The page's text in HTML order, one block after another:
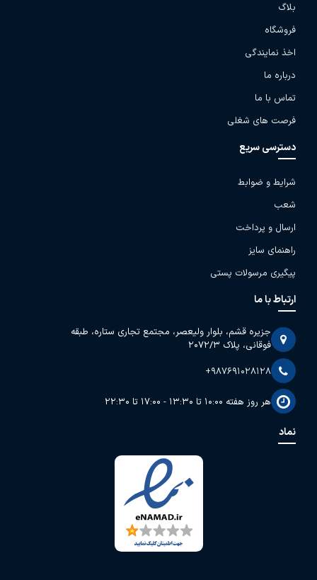
بلاگ
فروشگاه
اخذ نمایندگی
درباره ما
تماس با ما
فرصت های شغلی
دسترسی سریع
شرایط و ضوابط
شعب
ارسال و پرداخت
راهنمای سایز
پیگیری مرسولات پستی
ارتباط با ما
جزیره قشم، بلوار ولیعصر، مجتمع تجاری ستاره، طبقه
فوقانی، پلاک 2072/3
+987691028128
هر روز هفته 10:00 تا 13:30 - 17:00 تا 22:30
نماد